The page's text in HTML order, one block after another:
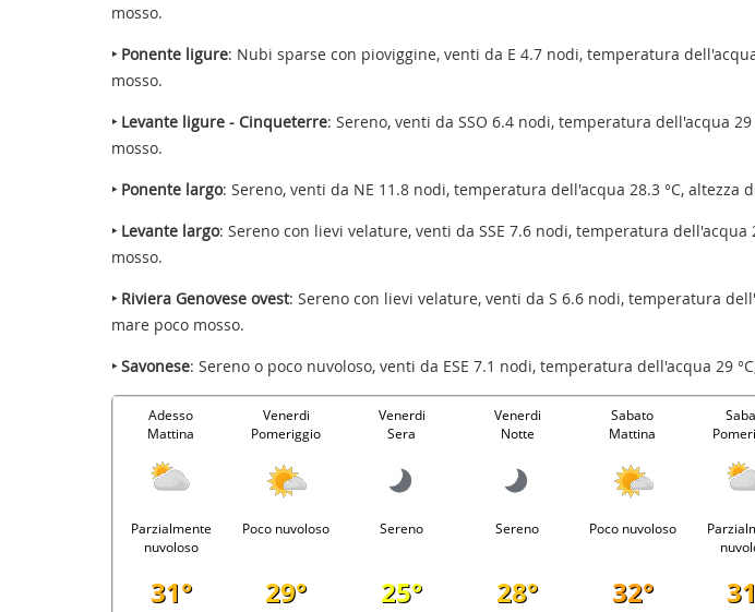
mosso.
‣ Ponente ligure: Nubi sparse con pioviggine, venti da E 4.7 nodi, temperatura
mosso.
‣ Levante ligure - Cinqueterre: Sereno, venti da SSO 6.4 nodi, temperatura dell'acqua
mosso.
‣ Ponente largo: Sereno, venti da NE 11.8 nodi, temperatura dell'acqua 28.3 °C, altezza
‣ Levante largo: Sereno con lievi velature, venti da SSE 7.6 nodi, temperatura dell'acqua
mosso.
‣ Riviera Genovese ovest: Sereno con lievi velature, venti da S 6.6 nodi, temperatura
mare poco mosso.
‣ Savonese: Sereno o poco nuvoloso, venti da ESE 7.1 nodi, temperatura dell'acqua 29
Adesso
Mattina
Venerdi
Pomeriggio
Venerdi
Sera
Venerdi
Notte
Sabato
Mattina
Parzialmente
nuvoloso
Poco nuvoloso Sereno Sereno Poco nuvoloso
31° 29° 25° 28° 32°